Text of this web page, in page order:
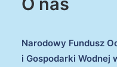
Narodowy Fundusz
i Gospodarki Wodnej